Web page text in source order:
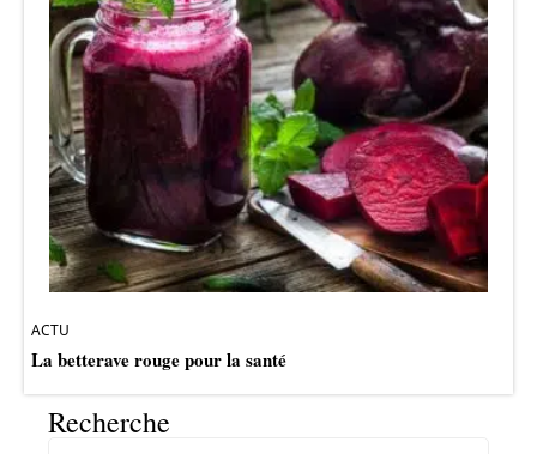
ACTU
La betterave rouge pour la santé
Recherche